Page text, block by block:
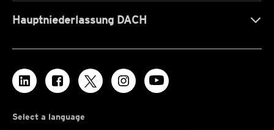
Hauptniederlassung DACH
Select a language